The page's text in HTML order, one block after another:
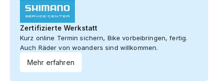
Zertifizierte Werkstatt
Kurz online Termin sichern, Bike vorbeibringen, fertig.
Auch Räder von woanders sind willkommen.
Mehr erfahren